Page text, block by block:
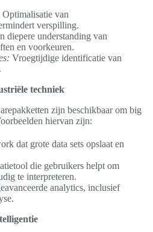
Optimalisatie van
verspilling.
diepere understanding van
en voorkeuren.
Vroegtijdige identificatie van
techniek
zijn beschikbaar om big
hiervan zijn:
dat grote data sets opslaat en
die gebruikers helpt om
te interpreteren.
analytics, inclusief